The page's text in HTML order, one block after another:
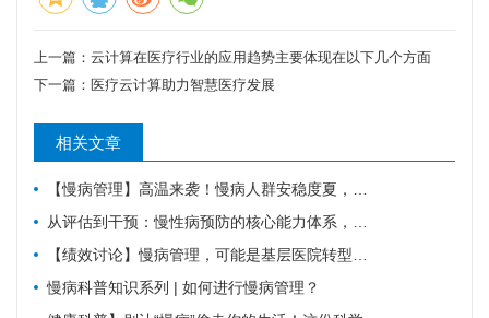
上一篇： 云计算在医疗行业的应用趋势主要体现在以下几个方面
下一篇： 医疗云计算助力智慧医疗发展
相关文章
【慢病管理】高温来袭！慢病人群安稳度夏，请牢记这6件事。
从评估到干预：慢性病预防的核心能力体系，教你科学管理健康
【绩效讨论】慢病管理，可能是基层医院转型的重要入口？！
慢病科普知识系列 | 如何进行慢病管理？